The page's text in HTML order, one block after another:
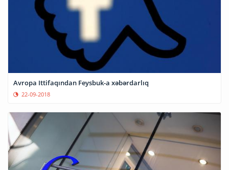
Avropa Ittifaqından Feysbuk-a xəbərdarlıq
22-09-2018